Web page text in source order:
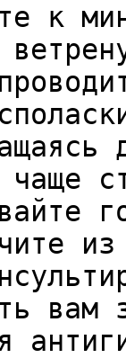
к
чаще
из
вам